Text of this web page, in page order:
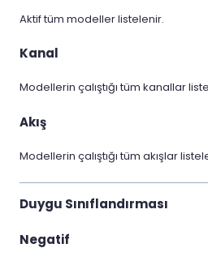
Aktif tüm modeller listelenir.
Kanal
Modellerin çalıştığı tüm kanallar
Akış
Modellerin çalıştığı tüm akışlar
Duygu Sınıflandırması
Negatif